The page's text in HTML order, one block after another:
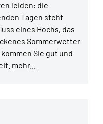
leiden: die
Tagen steht
eines Hochs, das
Sommerwetter
Sie gut und
mehr...